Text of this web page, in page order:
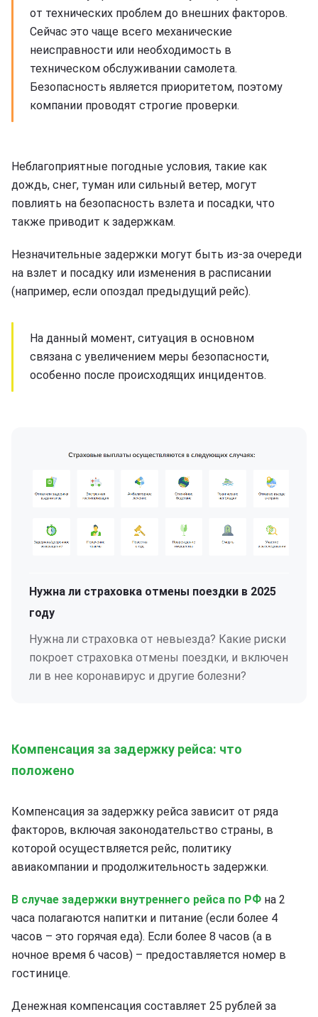
от технических проблем до внешних факторов.
Сейчас это чаще всего механические
неисправности или необходимость в
техническом обслуживании самолета.
Безопасность является приоритетом, поэтому
компании проводят строгие проверки.
Неблагоприятные погодные условия, такие как
дождь, снег, туман или сильный ветер, могут
повлиять на безопасность взлета и посадки, что
также приводит к задержкам.
Незначительные задержки могут быть из-за очереди
на взлет и посадку или изменения в расписании
(например, если опоздал предыдущий рейс).
На данный момент, ситуация в основном
связана с увеличением меры безопасности,
особенно после происходящих инцидентов.
Нужна ли страховка отмены поездки в 2025
году
Нужна ли страховка от невыезда? Какие риски
покроет страховка отмены поездки, и включен
ли в нее коронавирус и другие болезни?
Компенсация за задержку рейса: что
положено
Компенсация за задержку рейса зависит от ряда
факторов, включая законодательство страны, в
которой осуществляется рейс, политику
авиакомпании и продолжительность задержки.
В случае задержки внутреннего рейса по РФ на 2
часа полагаются напитки и питание (если более 4
часов – это горячая еда). Если более 8 часов (а в
ночное время 6 часов) – предоставляется номер в
гостинице.
Денежная компенсация составляет 25 рублей за